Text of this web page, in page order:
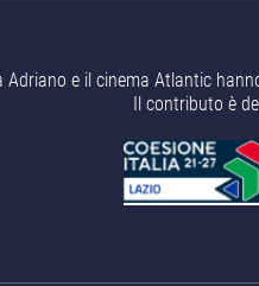
Adriano e il cinema Atlantic
Il contributo è